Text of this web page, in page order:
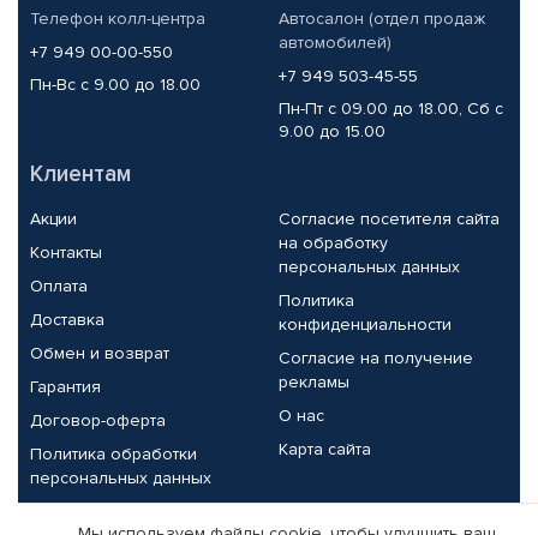
Телефон колл-центра
+7 949 00-00-550
Пн-Вс с 9.00 до 18.00
Автосалон (отдел продаж
автомобилей)
+7 949 503-45-55
Пн-Пт с 09.00 до 18.00, Сб с
9.00 до 15.00
Клиентам
Акции
Контакты
Оплата
Доставка
Обмен и возврат
Гарантия
Договор-оферта
Политика обработки
персональных данных
Согласие посетителя сайта
на обработку
персональных данных
Политика
конфиденциальности
Согласие на получение
рекламы
О нас
Карта сайта